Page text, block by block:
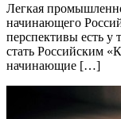
Легкая
начинающего
перспективы есть у
стать Российским
начинающие […]